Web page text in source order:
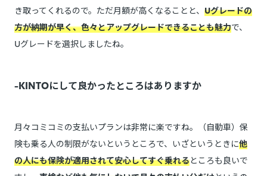
き取ってくれるので。ただ月額が高くなることと、 Uグレードの
方が納期が早く、色々とアップグレードできることも魅力で、
Uグレードを選択しましたね。
-KINTOにして良かったところはありますか
月々コミコミの支払いプランは非常に楽ですね。（自動車）保
険も乗る人の制限がないというところで、いざというときに他
の人にも保険が適用されて安心してすぐ乗れるところも良いで